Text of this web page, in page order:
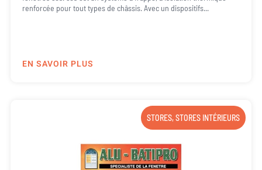
renforcée pour tout types de châssis. Avec un dispositifs...
EN SAVOIR PLUS
STORES,STORES INTÉRIEURS